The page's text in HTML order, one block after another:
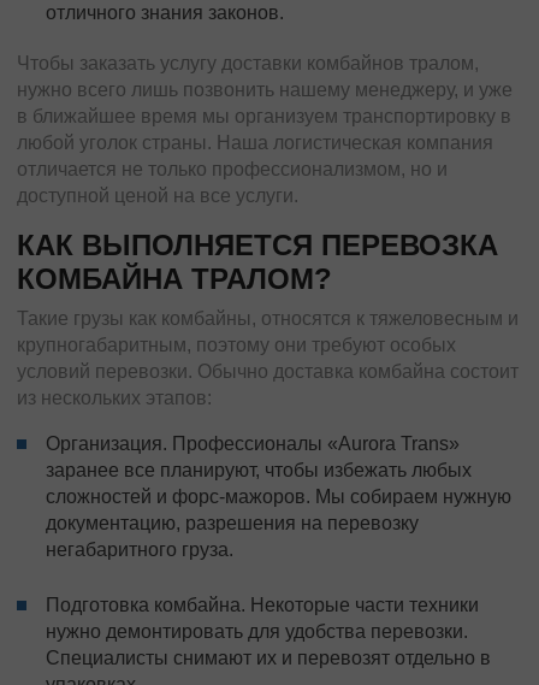
отличного знания законов.
Чтобы заказать услугу доставки комбайнов тралом,
нужно всего лишь позвонить нашему менеджеру, и уже
в ближайшее время мы организуем транспортировку в
любой уголок страны. Наша логистическая компания
отличается не только профессионализмом, но и
доступной ценой на все услуги.
КАК ВЫПОЛНЯЕТСЯ ПЕРЕВОЗКА
КОМБАЙНА ТРАЛОМ?
Такие грузы как комбайны, относятся к тяжеловесным и
крупногабаритным, поэтому они требуют особых
условий перевозки. Обычно доставка комбайна состоит
из нескольких этапов:
Организация. Профессионалы «Aurora Trans»
заранее все планируют, чтобы избежать любых
сложностей и форс-мажоров. Мы собираем нужную
документацию, разрешения на перевозку
негабаритного груза.
Подготовка комбайна. Некоторые части техники
нужно демонтировать для удобства перевозки.
Специалисты снимают их и перевозят отдельно в